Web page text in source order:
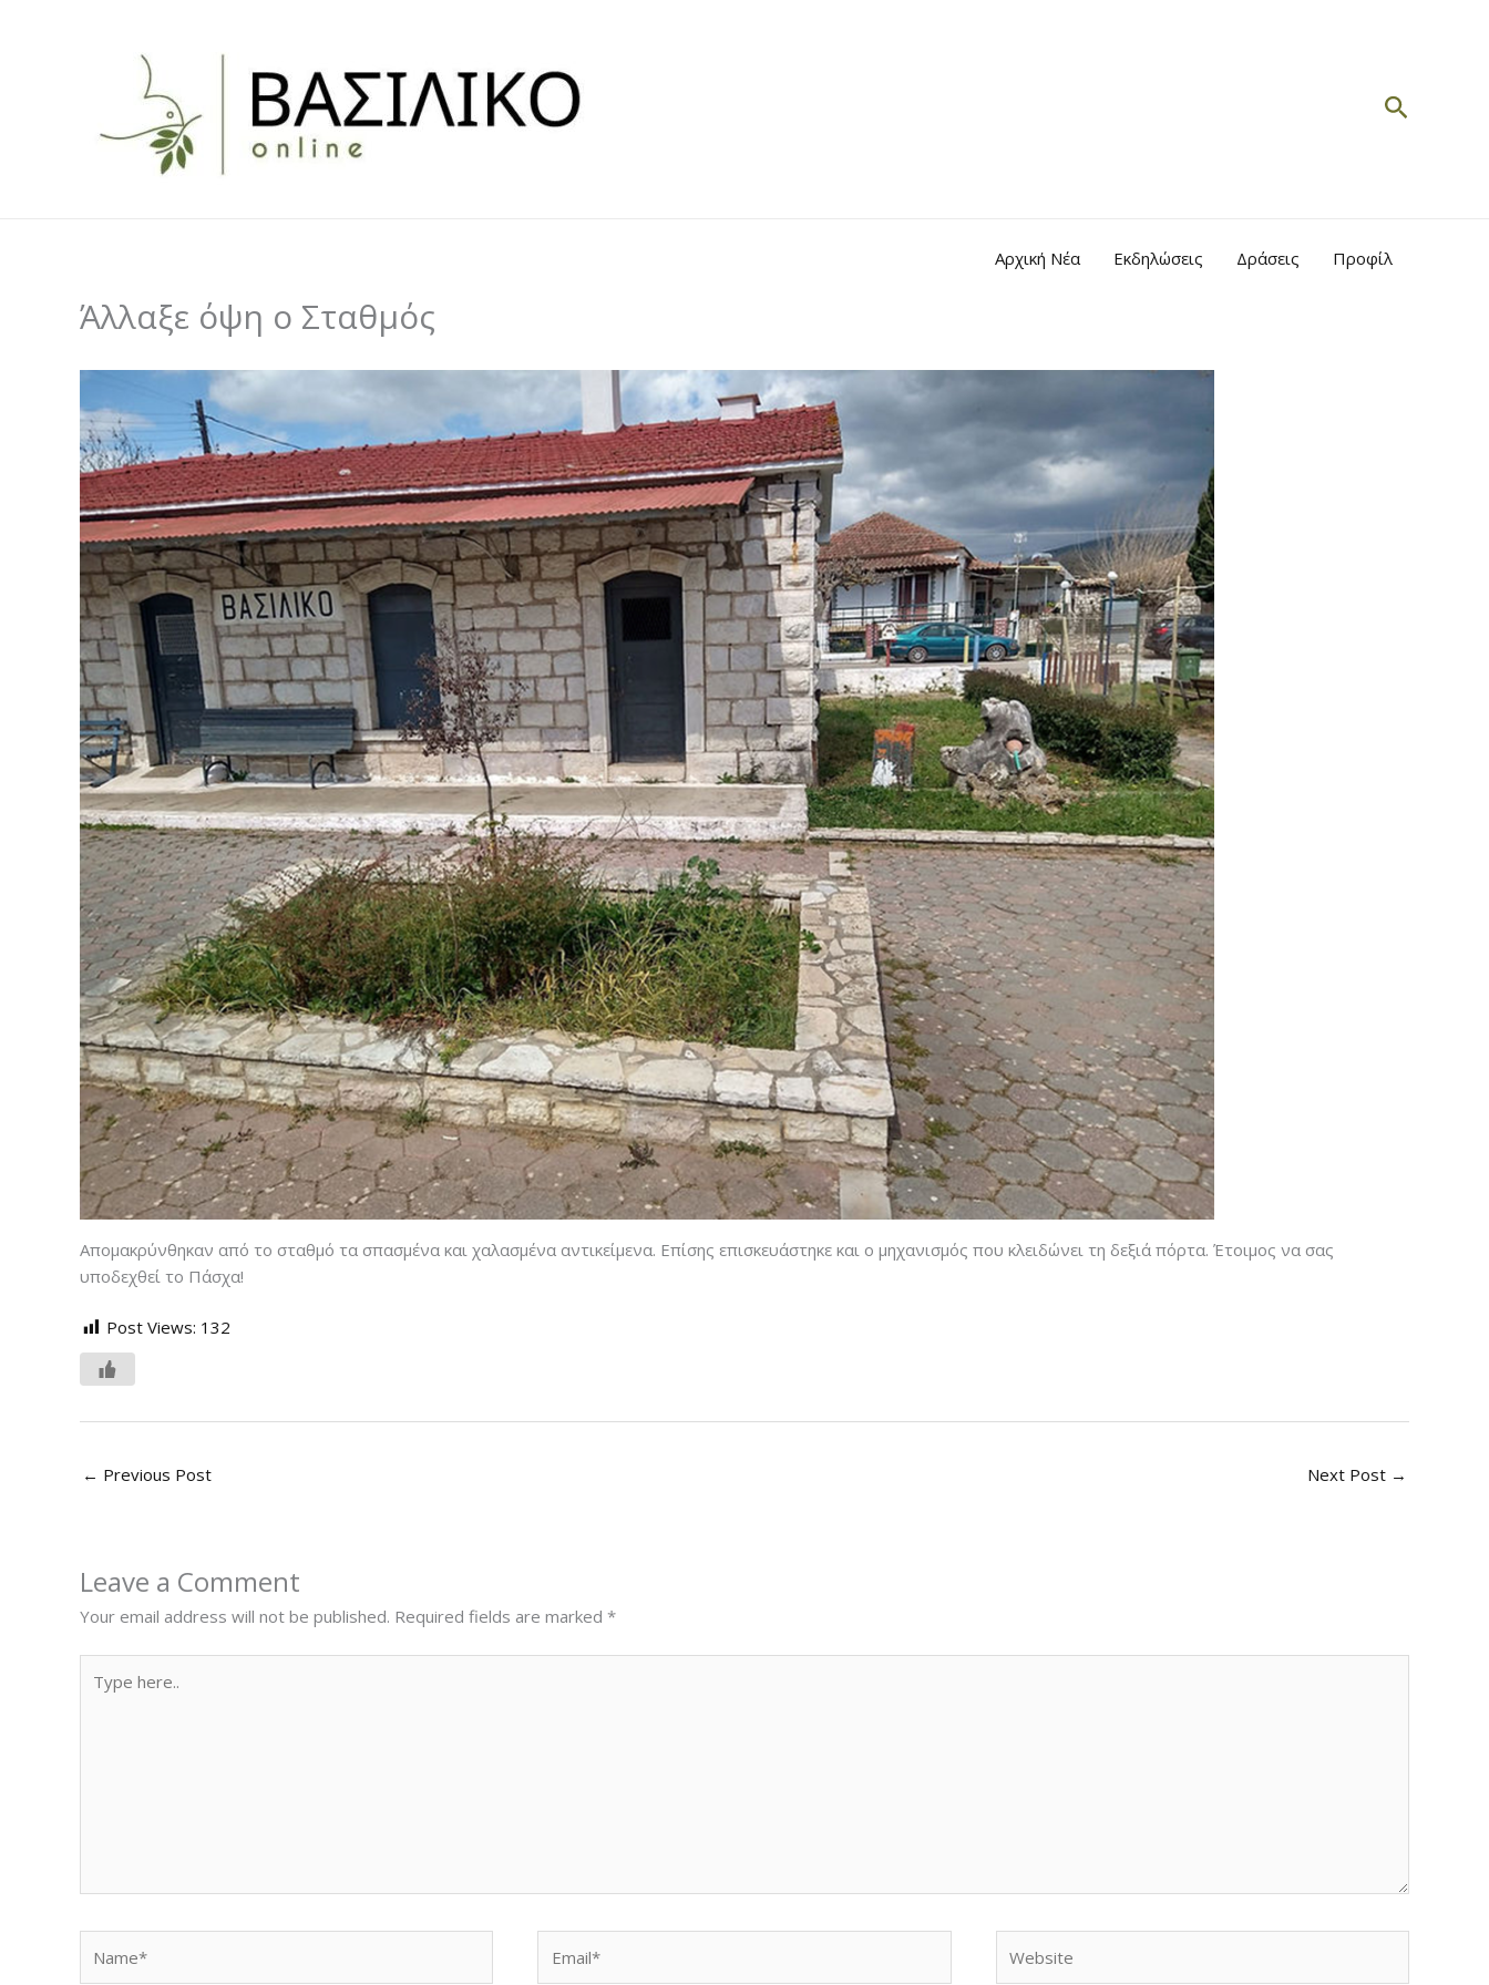
Search
Αρχική Νέα Εκδηλώσεις Δράσεις Προφίλ
Άλλαξε όψη ο Σταθμός
Απομακρύνθηκαν από το σταθμό τα σπασμένα και χαλασμένα αντικείμενα. Επίσης επισκευάστηκε και ο μηχανισμός που κλειδώνει τη δεξιά πόρτα. Έτοιμος να σας
υποδεχθεί το Πάσχα!
Post Views: 132
← Previous Post Next Post →
Leave a Comment
Your email address will not be published. Required fields are marked *
here..